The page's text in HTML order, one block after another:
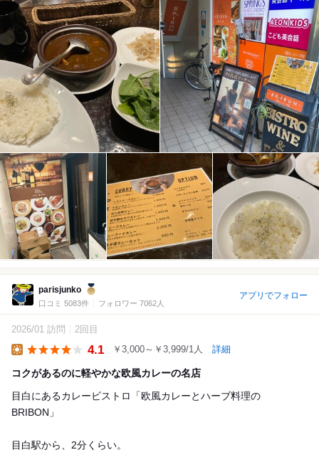
parisjunko
口コミ 5083件 フォロワー 7062人
アプリでフォロー
2026/01 訪問 2回目
4.1 ￥3,000～￥3,999/1人 詳細
コクがあるのに軽やかな欧風カレーの名店
目白にあるカレービストロ「欧風カレーとハーブ料理の
BRIBON」
目白駅から、2分くらい。